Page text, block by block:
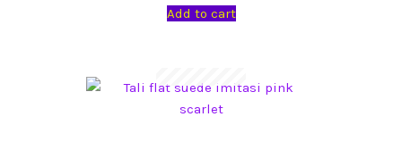
Tentang Kami
Add to cart